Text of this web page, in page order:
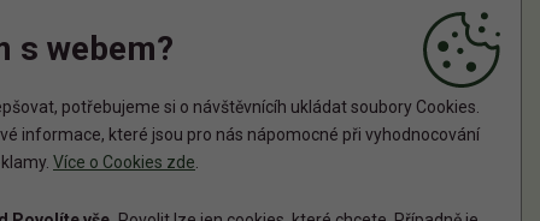
Informace o zpracování osobních údajů
s webem?
potřebujeme si o návštěvnícíh ukládat soubory Cookies.
informace, které jsou pro nás nápomocné při vyhodnocování
Více o Cookies zde